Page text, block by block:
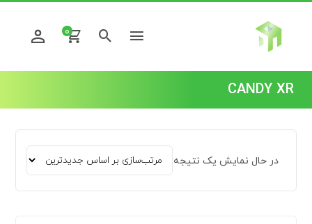
0
CANDY XR
در حال نمایش یک نتیجه